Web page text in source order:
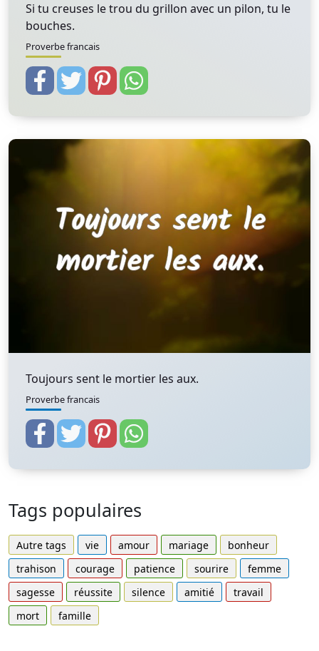
Si tu creuses le trou du grillon avec un pilon, tu le
bouches.
Proverbe francais
Toujours sent le mortier les aux.
Proverbe francais
Tags populaires
Autre tags vie amour mariage
bonheur
trahison
courage patience sourire
femme
sagesse
réussite silence amitié
travail
mort
famille